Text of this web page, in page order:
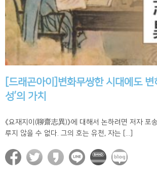
[드래곤아이]변화무쌍한 시대에도 변
성’의 가치
《요재지이(聊齋志異)》에 대해서 논하려면 저자
루지 않을 수 없다. 그의 호는 유천, 자는 [...]